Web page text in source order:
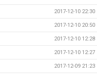
2017-12-10 22:30
2017-12-10 20:50
2017-12-10 12:28
2017-12-10 12:27
2017-12-09 21:23